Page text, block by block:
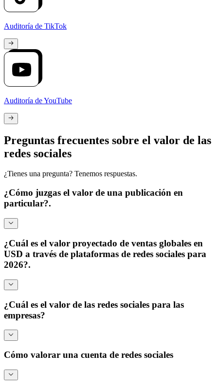
Auditoría de TikTok
Auditoría de YouTube
Preguntas frecuentes sobre el valor de las
redes sociales
¿Tienes una pregunta? Tenemos respuestas.
¿Cómo juzgas el valor de una publicación en
particular?.
Engagement
Tasa de clics (CTR)
¿Cuál es el valor proyectado de ventas globales en
USD a través de plataformas de redes sociales para
2026?.
¿Cuál es el valor de las redes sociales para las
empresas?
Notoriedad de marca
Cómo valorar una cuenta de redes sociales